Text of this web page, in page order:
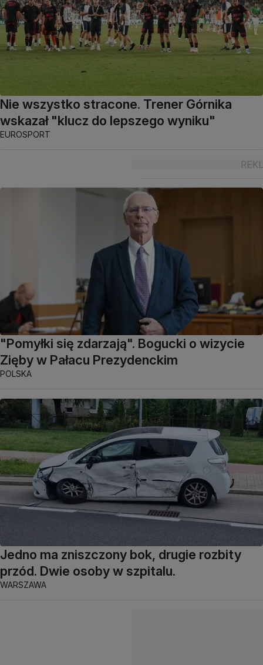
Nie wszystko stracone. Trener Górnika
wskazał "klucz do lepszego wyniku"
EUROSPORT
"Pomyłki się zdarzają". Bogucki o wizycie
Zięby w Pałacu Prezydenckim
POLSKA
Jedno ma zniszczony bok, drugie rozbity
przód. Dwie osoby w szpitalu.
WARSZAWA